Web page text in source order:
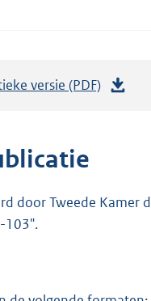
versie (PDF)
n
door Tweede Kamer
103".